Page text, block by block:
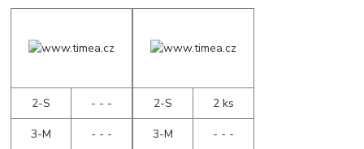
2-S
- - -
3-M
- - -
2-S
2 ks
3-M
- - -